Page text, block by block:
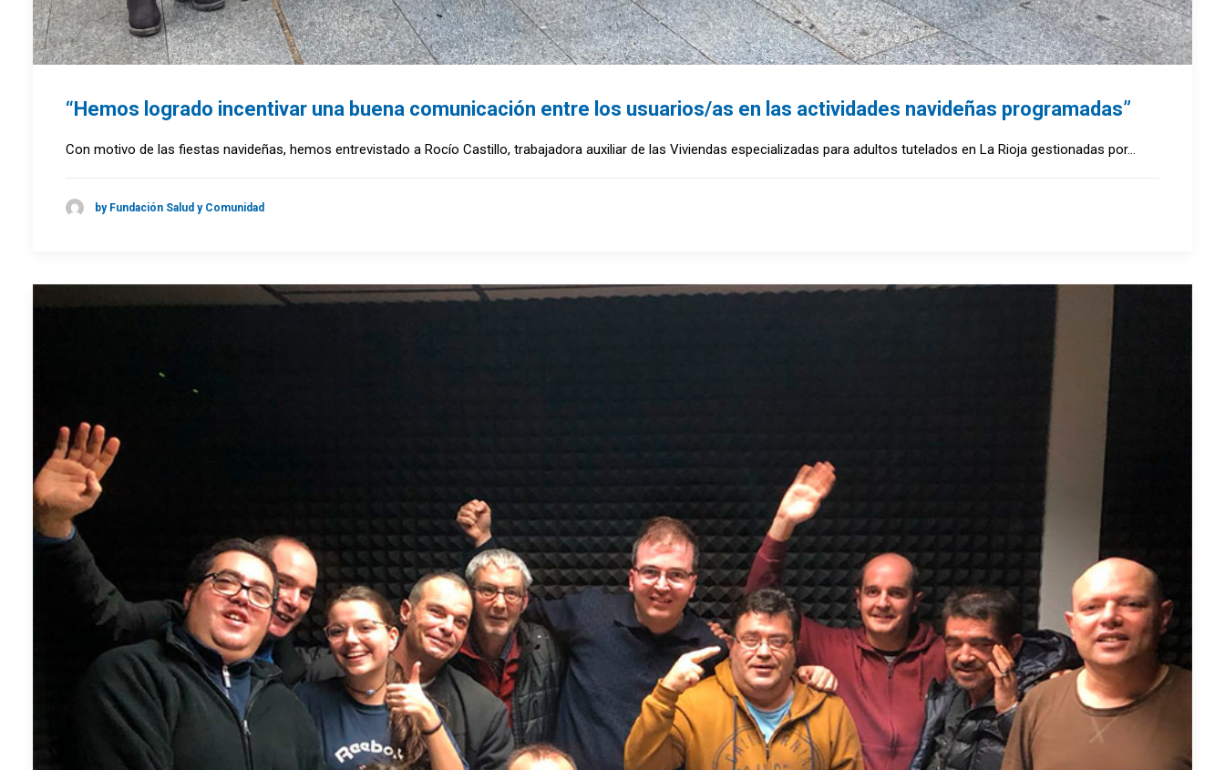
“Hemos logrado incentivar una buena comunicación entre los usuarios/as en las actividades navideñas programadas”
Con motivo de las fiestas navideñas, hemos entrevistado a Rocío Castillo, trabajadora auxiliar de las Viviendas especializadas para adultos tutelados en La Rioja gestionadas por…
by Fundación Salud y Comunidad